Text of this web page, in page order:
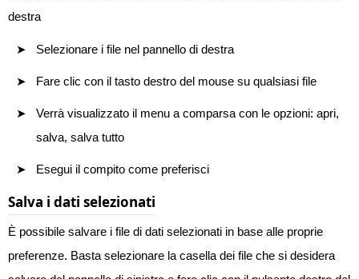
destra
Selezionare i file nel pannello di destra
Fare clic con il tasto destro del mouse su qualsiasi file
Verrà visualizzato il menu a comparsa con le opzioni: apri,
salva, salva tutto
Esegui il compito come preferisci
Salva i dati selezionati
È possibile salvare i file di dati selezionati in base alle proprie
preferenze. Basta selezionare la casella dei file che si desidera